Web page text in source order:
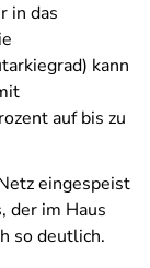
in das
kann
auf bis zu
eingespeist
der im Haus
so deutlich.